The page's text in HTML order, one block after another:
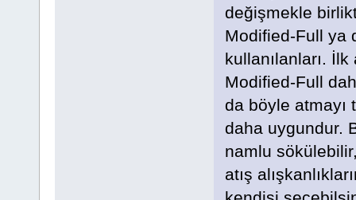
değişmekle
Modified-Full ya
kullanılanları. İlk
Modified-Full
da böyle atmayı
daha uygundur.
namlu
atış